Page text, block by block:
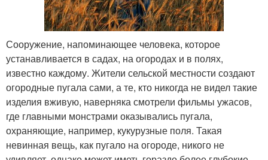
Сооружение, напоминающее человека, которое
устанавливается в садах, на огородах и в полях,
известно каждому. Жители сельской местности создают
огородные пугала сами, а те, кто никогда не видел такие
изделия вживую, наверняка смотрели фильмы ужасов,
где главными монстрами оказывались пугала,
охраняющие, например, кукурузные поля. Такая
невинная вещь, как пугало на огороде, никого не